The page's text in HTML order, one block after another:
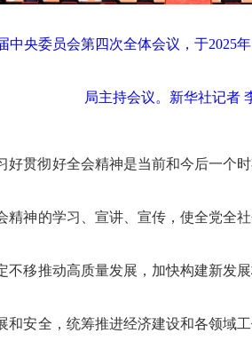
中央委员会第四次全体会议，于2025
局主持会议。 新华社记者
好贯彻好全会精神是当前和今后一个
精神的学习、宣讲、宣传，使全党全
不移推动高质量发展，加快构建新发
和安全，统筹推进经济建设和各领域